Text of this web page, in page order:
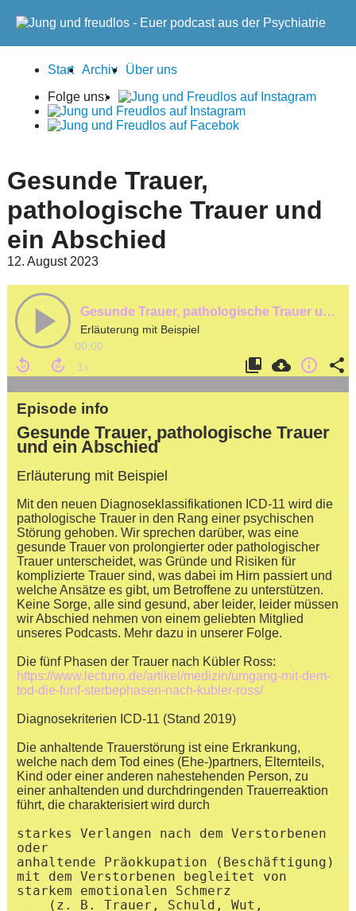
Start Archiv
Über uns
Folge uns:
Gesunde Trauer,
pathologische Trauer und
ein Abschied
12. August 2023
Gesunde Trauer, pathologische Trauer und ein Abschied
Erläuterung mit Beispiel
00:00
Episode info
Gesunde Trauer, pathologische Trauer
und ein Abschied
Erläuterung mit Beispiel
Mit den neuen Diagnoseklassifikationen ICD-11 wird die
pathologische Trauer in den Rang einer psychischen
Störung gehoben. Wir sprechen darüber, was eine
gesunde Trauer von prolongierter oder pathologischer
Trauer unterscheidet, was Gründe und Risiken für
komplizierte Trauer sind, was dabei im Hirn passiert und
welche Ansätze es gibt, um Betroffene zu unterstützen.
Keine Sorge, alle sind gesund, aber leider, leider müssen
wir Abschied nehmen von einem geliebten Mitglied
unseres Podcasts. Mehr dazu in unserer Folge.
Die fünf Phasen der Trauer nach Kübler Ross:
https://www.lecturio.de/artikel/medizin/umgang-mit-dem-
tod-die-funf-sterbephasen-nach-kubler-ross/
Diagnosekriterien ICD-11 (Stand 2019)
Die anhaltende Trauerstörung ist eine Erkrankung,
welche nach dem Tod eines (Ehe-)partners, Elternteils,
Kind oder einer anderen nahestehenden Person, zu
einer anhaltenden und durchdringenden Trauerreaktion
führt, die charakterisiert wird durch
starkes Verlangen nach dem Verstorbenen
oder
anhaltende Präokkupation (Beschäftigung)
mit dem Verstorbenen begleitet von
starkem emotionalen Schmerz